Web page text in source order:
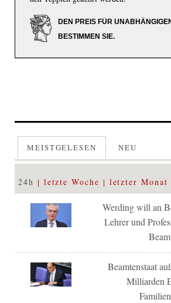
DEN PREIS FÜR
BESTIMMEN SIE.
MEISTGELESEN NEU
24h letzte Woche letzter Monat
Werding will an
Lehrer und
Beamtenstaat
Milliarden